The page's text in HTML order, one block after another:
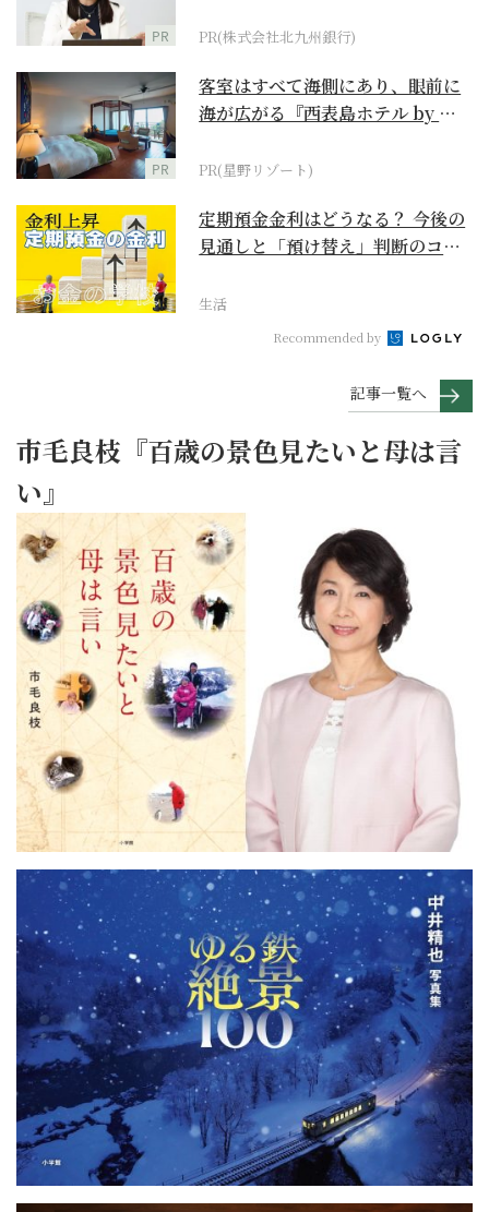
PR PR(株式会社北九州銀行)
PR
客室はすべて海側にあり、眼前に
海が広がる『西表島ホテル by 星
PR(星野リゾート)
定期預金金利はどうなる？ 今後の
見通しと「預け替え」判断のコツ
生活
Recommended by
記事一覧へ
市毛良枝『百歳の景色見たいと母は言
い』